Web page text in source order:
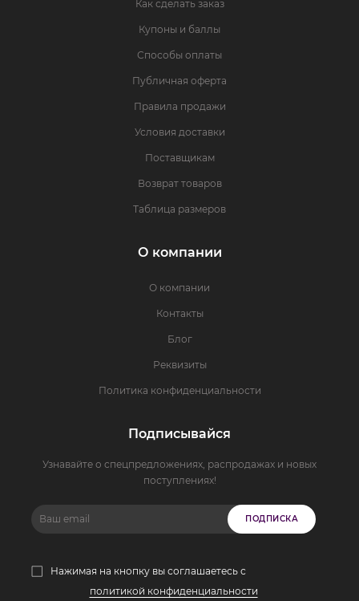
Как сделать заказ
Купоны и баллы
Способы оплаты
Публичная оферта
Правила продажи
Условия доставки
Поставщикам
Возврат товаров
Таблица размеров
О компании
О компании
Контакты
Блог
Реквизиты
Политика конфиденциальности
Подписывайся
Узнавайте о спецпредложениях, распродажах и новых
поступлениях!
ПОДПИСКА
Нажимая на кнопку вы соглашаетесь с
политикой конфиденциальности